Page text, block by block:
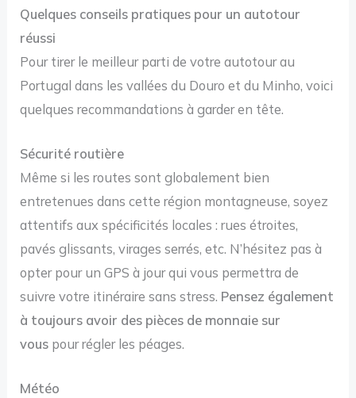
Quelques conseils pratiques pour un autotour
réussi
Pour tirer le meilleur parti de votre autotour au
Portugal dans les vallées du Douro et du Minho, voici
quelques recommandations à garder en tête.
Sécurité routière
Même si les routes sont globalement bien
entretenues dans cette région montagneuse, soyez
attentifs aux spécificités locales : rues étroites,
pavés glissants, virages serrés, etc. N’hésitez pas à
opter pour un GPS à jour qui vous permettra de
suivre votre itinéraire sans stress. Pensez également
à toujours avoir des pièces de monnaie sur
vous pour régler les péages.
Météo